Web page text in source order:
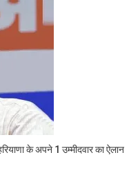
के अपने 1 उम्मीदवार का ऐलान